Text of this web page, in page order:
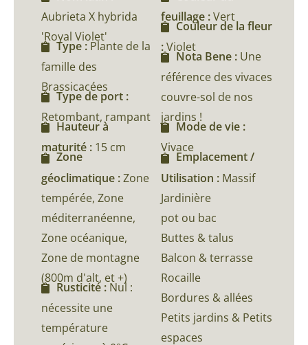
Aubrieta X hybrida
'Royal Violet'
Type : Plante de la
famille des
Brassicacées
Type de port :
Retombant, rampant
Hauteur à
maturité : 15 cm
Zone
géoclimatique :Zone
tempérée, Zone
méditerranéenne,
Zone océanique,
Zone de montagne
(800m d'alt, et +)
Rusticité : Nul :
nécessite une
température
feuillage :Vert
Couleur de la fleur
:Violet
Nota Bene : Une
référence des vivaces
couvre-sol de nos
jardins !
Mode de vie :
Vivace
Emplacement /
Utilisation : Massif
Jardinière
pot ou bac
Buttes & talus
Balcon & terrasse
Rocaille
Bordures & allées
Petits jardins & Petits
espaces